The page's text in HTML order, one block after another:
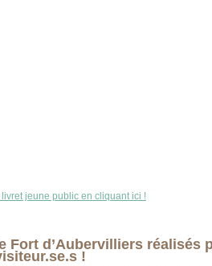
jeune public en cliquant ici !
Fort d’Aubervilliers réalisés
!